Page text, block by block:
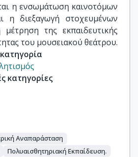
η ενσωμάτωση καινοτόμων
η διεξαγωγή στοχευμένων
της εκπαιδευτικής
του μουσειακού θεάτρου.
κατηγορίες
Αναπαράσταση
Πολυαισθητηριακή Εκπαίδευση.